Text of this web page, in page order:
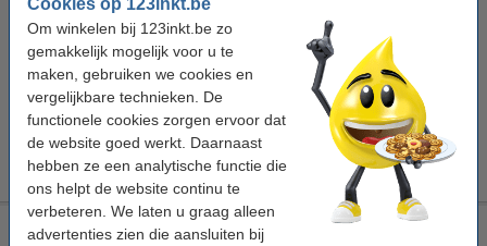
Om winkelen bij 123inkt.be zo
gemakkelijk mogelijk voor u te
maken, gebruiken we cookies en
vergelijkbare technieken. De
functionele cookies zorgen ervoor dat
de website goed werkt. Daarnaast
hebben ze een analytische functie die
ons helpt de website continu te
verbeteren. We laten u graag alleen
advertenties zien die aansluiten bij
123inkt houten roerstaafjes 110 mm (2000 stuks)
€ 6,95
Aanbieding: 3x 123inkt suikersticks (500 stuks)
€ 28,50
Douwe Egberts Espresso Dark koffiebonen 1 kg
€ 33,95
Douwe Egberts koffiebekers 180 ml (100 stuks)